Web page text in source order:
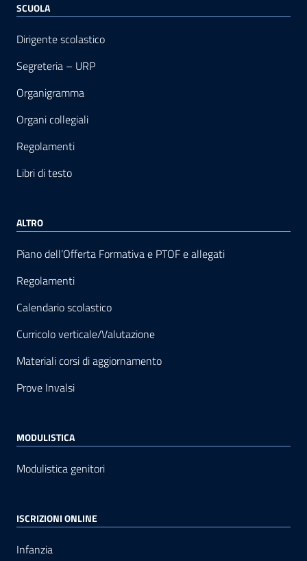
SCUOLA
Dirigente scolastico
Segreteria – URP
Organigramma
Organi collegiali
Regolamenti
Libri di testo
ALTRO
Piano dell’Offerta Formativa e PTOF e allegati
Regolamenti
Calendario scolastico
Curricolo verticale/Valutazione
Materiali corsi di aggiornamento
Prove Invalsi
MODULISTICA
Modulistica genitori
ISCRIZIONI ONLINE
Infanzia